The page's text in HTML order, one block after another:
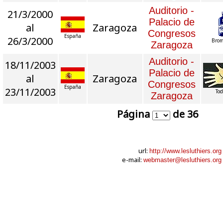
21/3/2000
al
26/3/2000
España
Zaragoza
Auditorio -
Palacio de
Congresos
Zaragoza
18/11/2003
al
23/11/2003
España
Zaragoza
Auditorio -
Palacio de
Congresos
Zaragoza
Página de 36
url: http://www.lesluthiers.org
e-mail: webmaster@lesluthiers.org